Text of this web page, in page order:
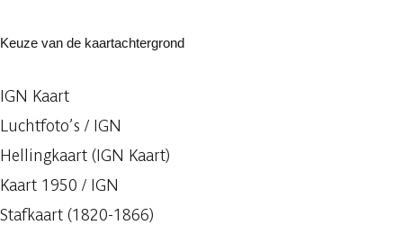
Keuze van de kaartachtergrond
IGN Kaart
Luchtfoto’s / IGN
Hellingkaart (IGN Kaart)
Kaart 1950 / IGN
Stafkaart (1820-1866)